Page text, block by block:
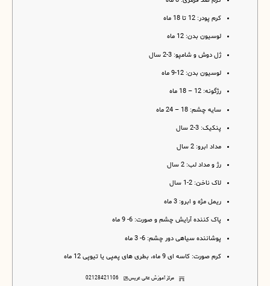
کرم پودر: 12 تا 18 ماه
لوسیون بدن: 12 ماه
ژل دوش و شامپو: 3-2 سال
لوسیون بدن: 12-9 ماه
رژگونه: 12 – 18 ماه
سایه چشم: 18 – 24 ماه
پنکیک: 3-2 سال
مداد ابرو: 2 سال
رژ و مداد لب: 2 سال
لاک ناخن: 2-1 سال
ریمل مژه و ابرو: 3 ماه
پاک کننده آرایش چشم و صورت: 6- 9 ماه
پوشاننده سیاهی دور چشم: 6- 3 ماه
کرم صورت: کاسه ای 9 ماه، بطری های پمپی یا تیوپی 12 ماه
مرکز آموزش عالی عریس 02128421106